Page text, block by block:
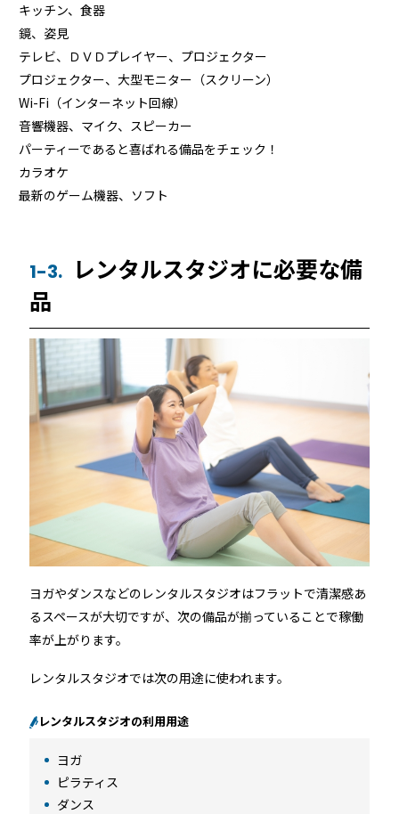
キッチン、食器
鏡、姿見
テレビ、ＤＶＤプレイヤー、プロジェクター
プロジェクター、大型モニター（スクリーン）
Wi-Fi（インターネット回線）
音響機器、マイク、スピーカー
パーティーであると喜ばれる備品をチェック！
カラオケ
最新のゲーム機器、ソフト
1-3. レンタルスタジオに必要な備
品
ヨガやダンスなどのレンタルスタジオはフラットで清潔感あ
るスペースが大切ですが、次の備品が揃っていることで稼働
率が上がります。
レンタルスタジオでは次の用途に使われます。
レンタルスタジオの利用用途
ヨガ
ピラティス
ダンス